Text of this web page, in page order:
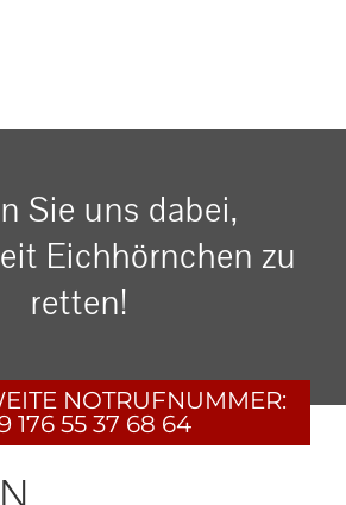
Sie uns dabei,
Eichhörnchen zu
retten!
NOTRUFNUMMER:
176 55 37 68 64